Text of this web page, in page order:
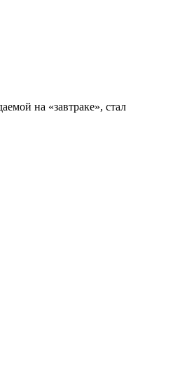
на «завтраке», стал